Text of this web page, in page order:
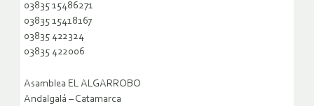
03835 15486271
03835 15418167
03835 422324
03835 422006
Asamblea EL ALGARROBO
Andalgalá – Catamarca